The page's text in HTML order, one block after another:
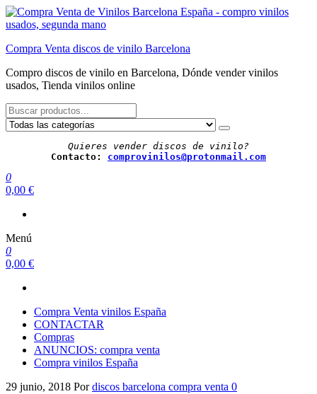
Saltar
al
Compra Venta discos de vinilo Barcelona
Compro discos de vinilo en Barcelona, Dónde vender vinilos
usados, Tienda vinilos online
Quieres vender discos de vinilo?
Contacto: comprovinilos@protonmail.com
0
0,00 €
Menú
0
0,00 €
Compra Venta vinilos España
CONTACTAR
Compras
ANUNCIOS: compra venta
Compra vinilos España
29 junio, 2018 Por discos barcelona compra venta 0